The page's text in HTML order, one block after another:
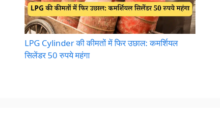
LPG Cylinder की कीमतों में फिर उछाल: कमर्शियल
सिलेंडर 50 रुपये महंगा